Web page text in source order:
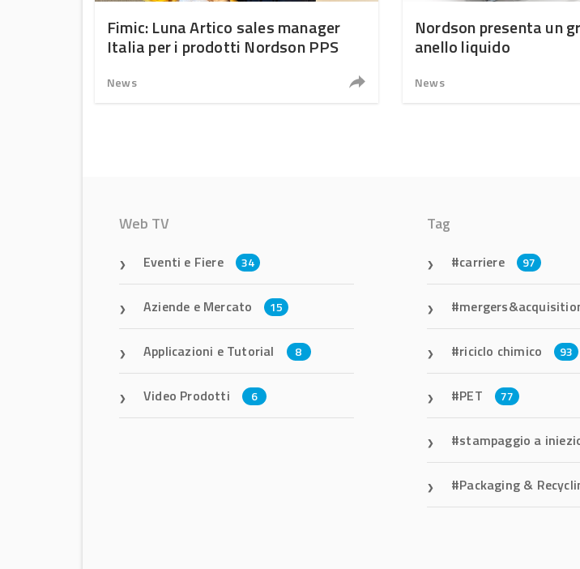
Fimic: Luna Artico sales manager
Italia per i prodotti Nordson PPS
News
Nordson presenta un
anello liquido
News
Web TV
Eventi e Fiere 34
Aziende e Mercato 15
Applicazioni e Tutorial 8
Video Prodotti 6
Tag
carriere 97
riciclo chimico 93
PET 77
stampaggio a
Packaging &